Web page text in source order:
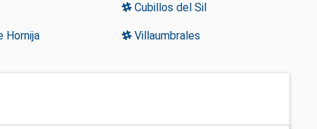
Cubillos del Sil
Hornija Villaumbrales